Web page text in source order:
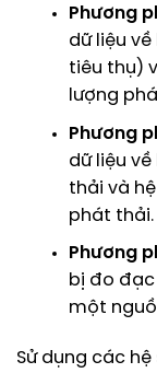
Phương
dữ liệu
tiêu thụ)
lượng
Phương
dữ liệu
thải và
phát thải.
Phương
bị đo
một
Sử dụng các